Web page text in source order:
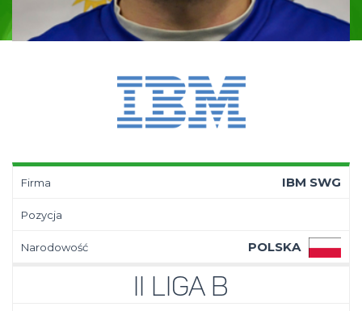
Firma IBM SWG
Pozycja
Narodowość POLSKA
II Liga B